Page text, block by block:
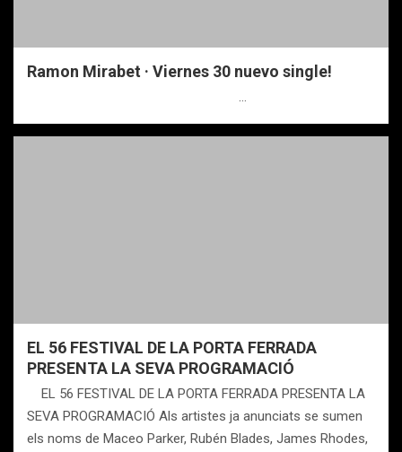
Ramon Mirabet · Viernes 30 nuevo single!
…
EL 56 FESTIVAL DE LA PORTA FERRADA
PRESENTA LA SEVA PROGRAMACIÓ
EL 56 FESTIVAL DE LA PORTA FERRADA PRESENTA LA
SEVA PROGRAMACIÓ Als artistes ja anunciats se sumen
els noms de Maceo Parker, Rubén Blades, James Rhodes,